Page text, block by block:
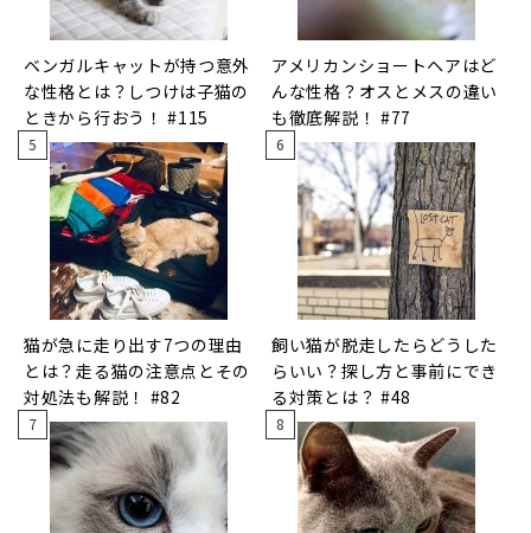
ベンガルキャットが持つ意外
な性格とは？しつけは子猫の
ときから行おう！ #115
アメリカンショートヘアはど
んな性格？オスとメスの違い
も徹底解説！ #77
猫が急に走り出す7つの理由
とは？走る猫の注意点とその
対処法も解説！ #82
飼い猫が脱走したらどうした
らいい？探し方と事前にでき
る対策とは？ #48